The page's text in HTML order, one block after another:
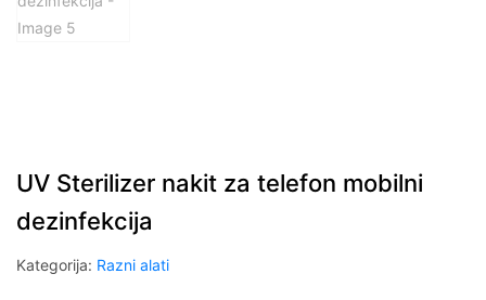
UV Sterilizer nakit za telefon mobilni
dezinfekcija
Kategorija: Razni alati